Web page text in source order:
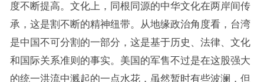
度不断提高。文化上，同根同源的中华文化在两岸间传
承，这是割不断的精神纽带。从地缘政治角度看，台湾
是中国不可分割的一部分，这是基于历史、法律、文化
和国际关系准则的事实。美国的军售不过是在这股强大
的统一洪流中溅起的一点水花，虽然暂时有些波澜，但